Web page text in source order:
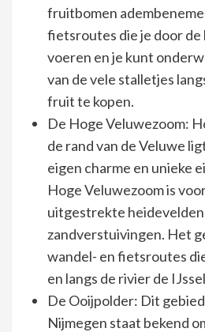
fruitbomen
fietsroutes die je door de
voeren en je kunt
van de vele stalletjes
fruit te kopen.
De Hoge Veluwezoom:
de rand van de Veluwe
eigen charme en unieke
Hoge Veluwezoom is
uitgestrekte
zandverstuivingen. Het
wandel- en fietsroutes
en langs de rivier de
De Ooijpolder: Dit
Nijmegen staat bekend